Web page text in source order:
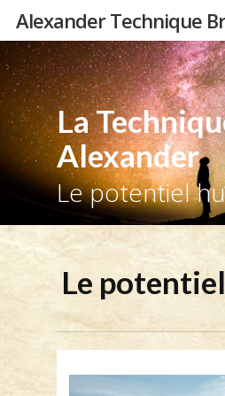
Skip
main
content
Alexander Technique
La
Alexander
Le potentiel
Le